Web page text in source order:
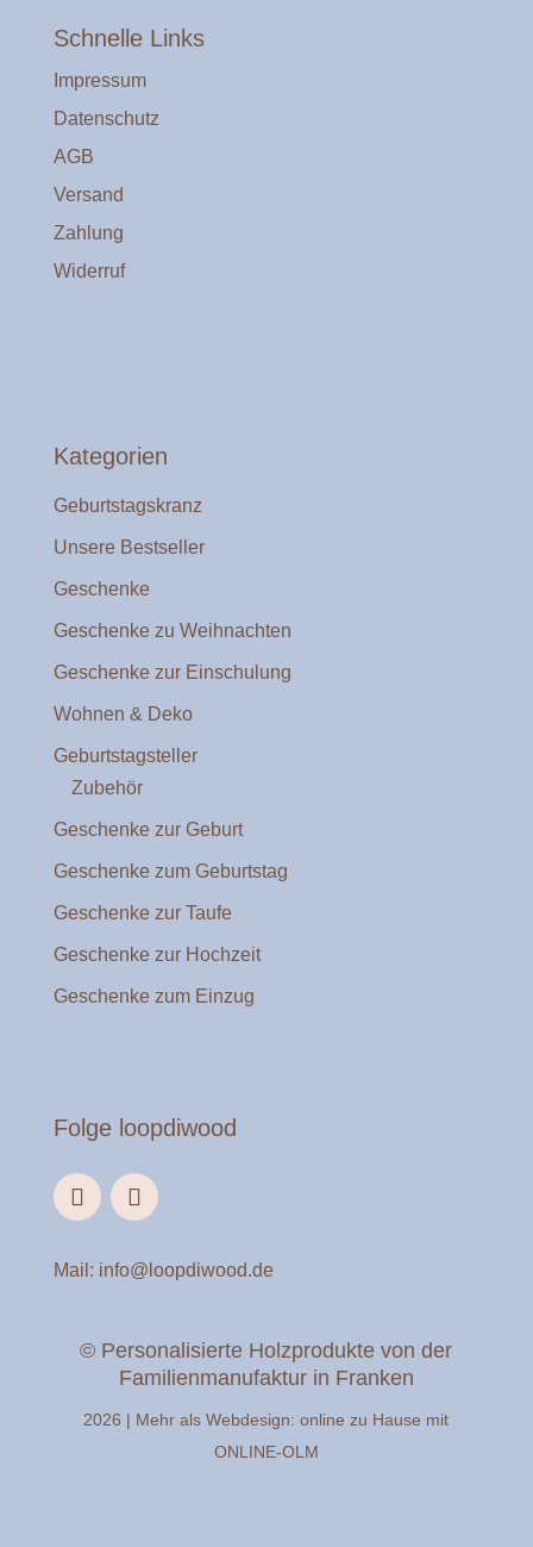
Schnelle Links
Impressum
Datenschutz
AGB
Versand
Zahlung
Widerruf
Kategorien
Geburtstagskranz
Unsere Bestseller
Geschenke
Geschenke zu Weihnachten
Geschenke zur Einschulung
Wohnen & Deko
Geburtstagsteller
Zubehör
Geschenke zur Geburt
Geschenke zum Geburtstag
Geschenke zur Taufe
Geschenke zur Hochzeit
Geschenke zum Einzug
Folge loopdiwood
Mail: info@loopdiwood.de
© Personalisierte Holzprodukte von der
Familienmanufaktur in Franken
2026 | Mehr als Webdesign: online zu Hause mit
ONLINE-OLM